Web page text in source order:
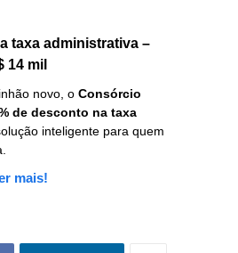
taxa administrativa –
14 mil
novo, o Consórcio
de desconto na taxa
inteligente para quem
mais!